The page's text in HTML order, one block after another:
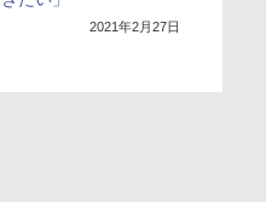
2021年2月27日